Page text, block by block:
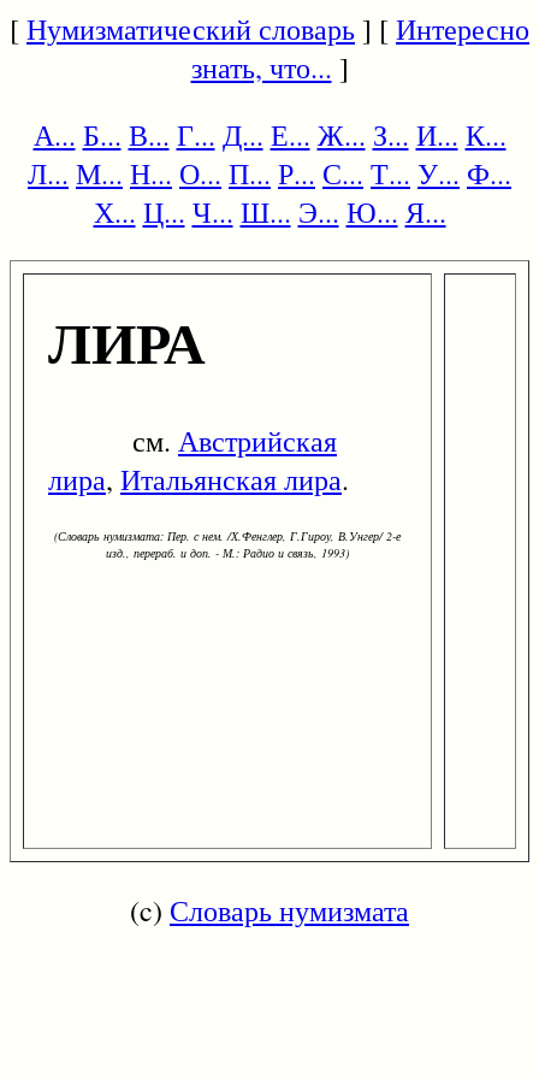
[Нумизматический словарь] [Интересно
знать, что... ]
А... Б... В... Г... Д... Е... Ж... З... И... К...
Л... М... Н... О... П... Р... С... Т... У... Ф...
Х... Ц... Ч... Ш... Э... Ю... Я...
ЛИРА
см. Австрийская
лира, Итальянская лира.
(Словарь нумизмата: Пер. с нем. /Х.Фенглер, Г.Гироу, В.Унгер/ 2-е
изд., перераб. и доп. - М.: Радио и связь, 1993)
(c) Словарь нумизмата